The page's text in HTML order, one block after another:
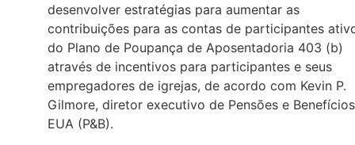
desenvolver estratégias para aumentar as
contribuições para as contas de participantes
do Plano de Poupança de Aposentadoria 403 (b)
através de incentivos para participantes e seus
empregadores de igrejas, de acordo com Kevin P.
Gilmore, diretor executivo de Pensões e Benefícios
EUA (P&B).